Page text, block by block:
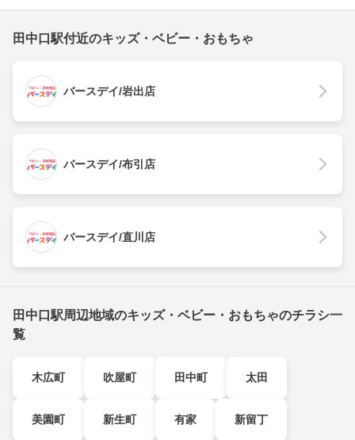
田中口駅付近のキッズ・ベビー・おもちゃ
バースデイ/岩出店
バースデイ/布引店
バースデイ/直川店
田中口駅周辺地域のキッズ・ベビー・おもちゃのチラシ一
覧
木広町 吹屋町 田中町 太田
美園町 新生町 有家 新留丁